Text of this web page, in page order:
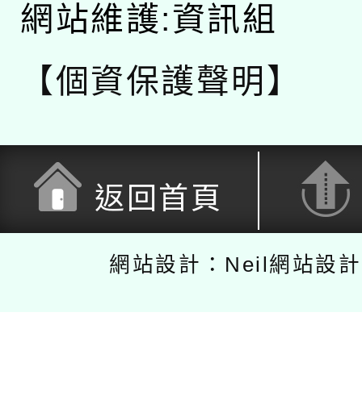
網站維護:資訊組
【個資保護聲明】
返回首頁
網站設計：Neil網站設